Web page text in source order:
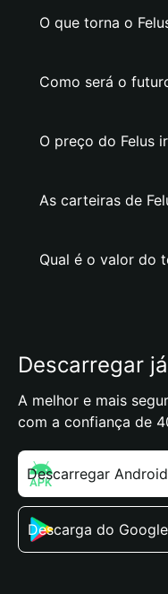
O que torna o
Como será o
O preço do Felus
As carteiras de
Qual é o valor do
Descarregar
A melhor e mais
com a confiança de
Descarregar
Descarga do